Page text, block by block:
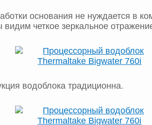
основания не нуждается в
четкое зеркальное
водоблока традиционна.